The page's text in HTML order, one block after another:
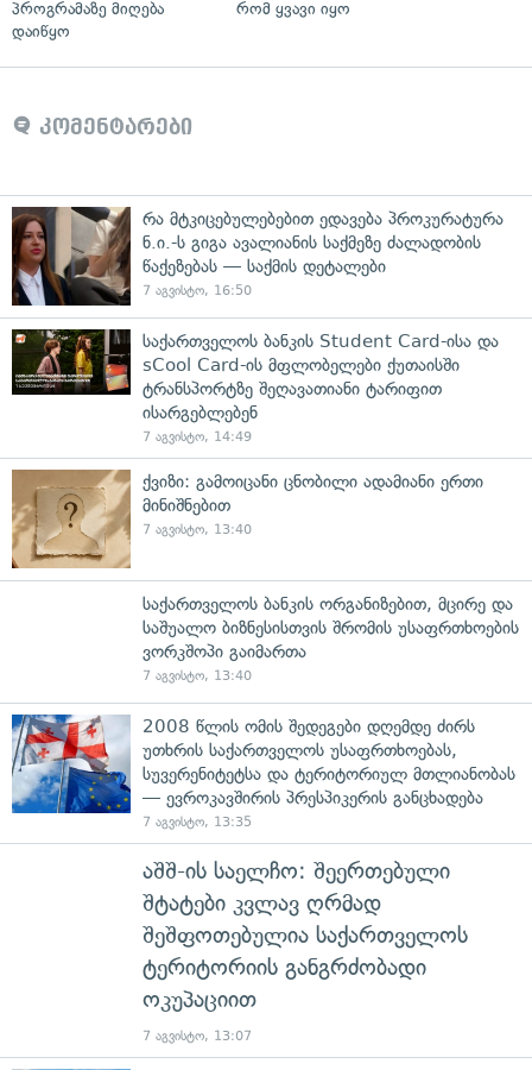
პროგრამაზე მიღება
დაიწყო
რომ ყვავი იყო
კომენტარები
რა მტკიცებულებებით ედავება პროკურატურა
ნ.ი.-ს გიგა ავალიანის საქმეზე ძალადობის
წაქეზებას — საქმის დეტალები
7 აგვისტო, 16:50
საქართველოს ბანკის Student Card-ისა და
sCool Card-ის მფლობელები ქუთაისში
ტრანსპორტზე შეღავათიანი ტარიფით
ისარგებლებენ
7 აგვისტო, 14:49
ქვიზი: გამოიცანი ცნობილი ადამიანი ერთი
მინიშნებით
7 აგვისტო, 13:40
საქართველოს ბანკის ორგანიზებით, მცირე და
საშუალო ბიზნესისთვის შრომის უსაფრთხოების
ვორკშოპი გაიმართა
7 აგვისტო, 13:40
2008 წლის ომის შედეგები დღემდე ძირს
უთხრის საქართველოს უსაფრთხოებას,
სუვერენიტეტსა და ტერიტორიულ მთლიანობას
— ევროკავშირის პრესპიკერის განცხადება
7 აგვისტო, 13:35
აშშ-ის საელჩო: შეერთებული
შტატები კვლავ ღრმად
შეშფოთებულია საქართველოს
ტერიტორიის განგრძობადი
ოკუპაციით
7 აგვისტო, 13:07